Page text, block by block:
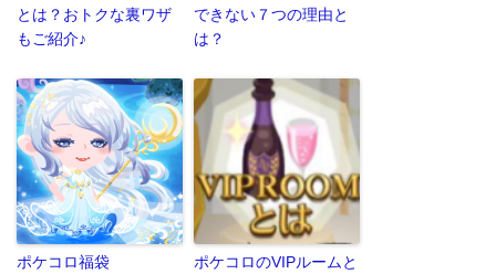
とは？おトクな裏ワザ
もご紹介♪
できない７つの理由と
は？
ポケコロ福袋
ポケコロのVIPルームと